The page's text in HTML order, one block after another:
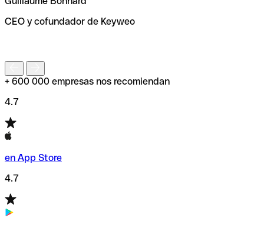
de enviar tu transferencia.
CEO y cofundador de Keyweo
+ 600 000 empresas nos recomiendan
4.7
en App Store
4.7